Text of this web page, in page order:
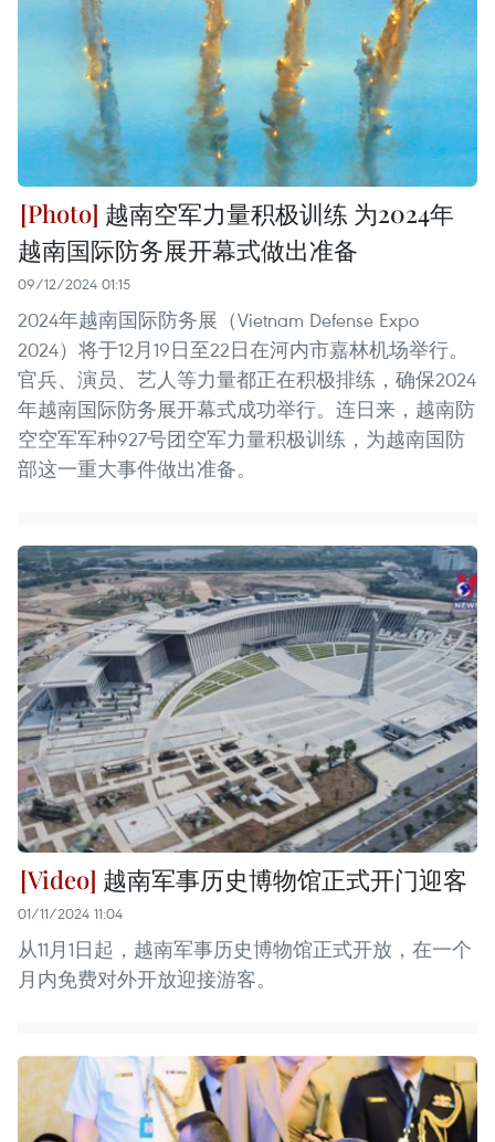
越南空军力量积极训练 为2024年
越南国际防务展开幕式做出准备
09/12/2024 01:15
2024年越南国际防务展（Vietnam Defense Expo
2024）将于12月19日至22日在河内市嘉林机场举行。
官兵、演员、艺人等力量都正在积极排练，确保2024
年越南国际防务展开幕式成功举行。连日来，越南防
空空军军种927号团空军力量积极训练，为越南国防
部这一重大事件做出准备。
越南军事历史博物馆正式开门迎客
01/11/2024 11:04
从11月1日起，越南军事历史博物馆正式开放，在一个
月内免费对外开放迎接游客。